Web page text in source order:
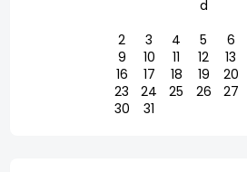
d
2
3 4 5 6
9
10 11 12 13
16
17 18 19 20
23
24 25 26 27
30
31